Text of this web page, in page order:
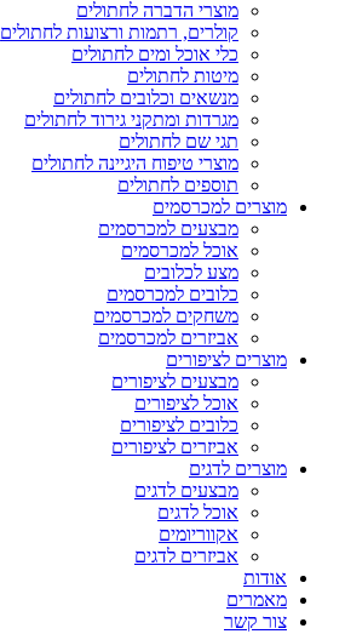
מוצרי הדברה לחתולים
קולרים, רתמות ורצועות לחתולים
כלי אוכל ומים לחתולים
מיטות לחתולים
מנשאים וכלובים לחתולים
מגרדות ומתקני גירוד לחתולים
תגי שם לחתולים
מוצרי טיפוח היגיינה לחתולים
תוספים לחתולים
מוצרים למכרסמים
מבצעים למכרסמים
אוכל למכרסמים
מצע לכלובים
כלובים למכרסמים
משחקים למכרסמים
אביזרים למכרסמים
מוצרים לציפורים
מבצעים לציפורים
אוכל לציפורים
כלובים לציפורים
אביזרים לציפורים
מוצרים לדגים
מבצעים לדגים
אוכל לדגים
אקווריומים
אביזרים לדגים
אודות
מאמרים
צור קשר